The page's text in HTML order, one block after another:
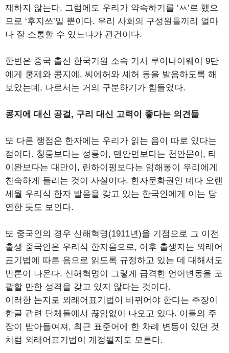
재하지 않는다. 그럼에도 우리가 약속하기를 ‘ㅆ’로 했으
므로 ‘후지쓰’일 뿐이다. 우리 사회의 구성원들끼리 얼마
나 잘 소통할 수 있느냐가 관건이다.
한번은 중국 출신 한국기원 소속 기사 루이나이웨이 9단
에게 쿵제와 콩지에, 씨에허와 셰허 등을 발음하도록 해
보았는데, 나로서는 거의 구분하기가 힘들었다.
콩지에 대신 공걸, 구리 대신 고력이 좋다는 의견들
또 다른 쟁점은 한자에는 우리가 읽는 음이 따로 있다는
점이다. 청룽보다는 성룡이, 톈안먼보다는 천안문이, 타
이완보다는 대만이, 린하이펑보다는 임해봉이 우리에게
친숙하게 들리는 것이 사실이다. 한자문화권인 데다 오랜
세월 우리식 한자 발음을 갖고 있는 한국인에게 이는 당
연한 듯도 보인다.
또 중국인의 경우 신해혁명(1911년)을 기점으로 그 이전
출생 중국인은 우리식 한자음으로, 이후 출생자는 외래어
표기법에 따른 음으로 읽도록 규정하고 있는 데 대해서도
반론이 나온다. 신해혁명이 그렇게 급격한 언어변동을 포
괄할 만한 성격을 갖고 있지 않다는 것이다.
이러한 논지로 외래어표기법이 바뀌어야 한다는 주장이
한글 관련 단체들에서 끊임없이 나오고 있다. 이들의 주
장이 받아들여져, 최근 표준어에 한 차례 변동이 있던 것
처럼 외래어표기법이 개정될지도 모른다.